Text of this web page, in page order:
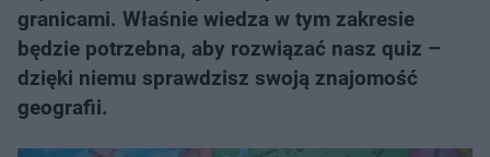
granicami. Właśnie wiedza w tym zakresie
będzie potrzebna, aby rozwiązać nasz quiz –
dzięki niemu sprawdzisz swoją znajomość
geografii.